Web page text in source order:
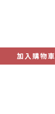
加入購物車